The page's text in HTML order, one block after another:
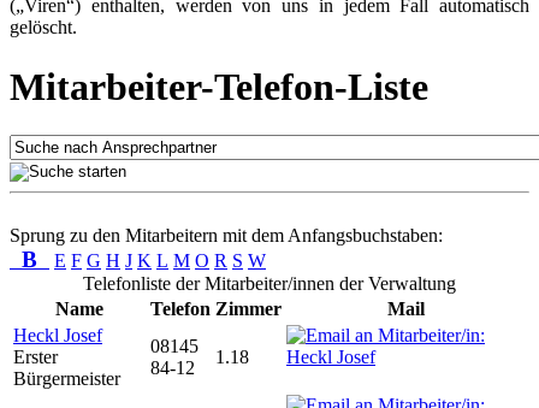
(„Viren“) enthalten, werden von uns in jedem Fall automatisch
gelöscht.
Mitarbeiter-Telefon-Liste
Sprung zu den Mitarbeitern mit dem Anfangsbuchstaben:
B E F G H J K L M O R S W
Telefonliste der Mitarbeiter/innen der Verwaltung
Name
Telefon Zimmer
Mail
Heckl Josef
Erster
Bürgermeister
08145
84-12
1.18